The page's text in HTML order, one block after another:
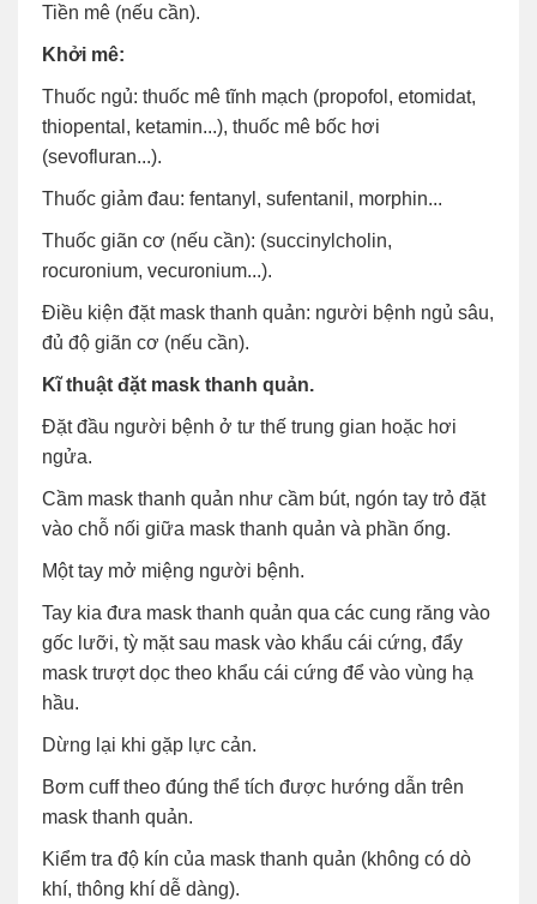
Tiền mê (nếu cần).
Khởi mê:
Thuốc ngủ: thuốc mê tĩnh mạch (propofol, etomidat,
thiopental, ketamin...), thuốc mê bốc hơi
(sevofluran...).
Thuốc giảm đau: fentanyl, sufentanil, morphin...
Thuốc giãn cơ (nếu cần): (succinylcholin,
rocuronium, vecuronium...).
Điều kiện đặt mask thanh quản: người bệnh ngủ sâu,
đủ độ giãn cơ (nếu cần).
Kĩ thuật đặt mask thanh quản.
Đặt đầu người bệnh ở tư thế trung gian hoặc hơi
ngửa.
Cầm mask thanh quản như cầm bút, ngón tay trỏ đặt
vào chỗ nối giữa mask thanh quản và phần ống.
Một tay mở miệng người bệnh.
Tay kia đưa mask thanh quản qua các cung răng vào
gốc lưỡi, tỳ mặt sau mask vào khẩu cái cứng, đẩy
mask trượt dọc theo khẩu cái cứng để vào vùng hạ
hầu.
Dừng lại khi gặp lực cản.
Bơm cuff theo đúng thể tích được hướng dẫn trên
mask thanh quản.
Kiểm tra độ kín của mask thanh quản (không có dò
khí, thông khí dễ dàng).